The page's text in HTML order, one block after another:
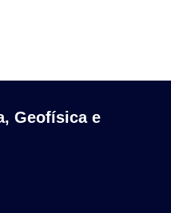
Geofísica e